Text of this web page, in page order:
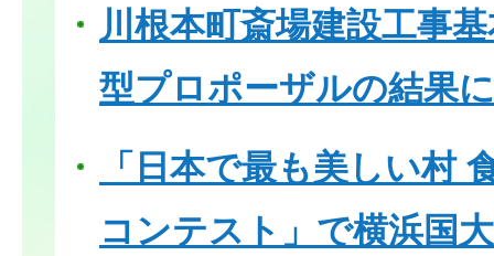
川根本町斎場建設工事
型プロポーザルの結果
「日本で最も美しい村
コンテスト」で横浜国